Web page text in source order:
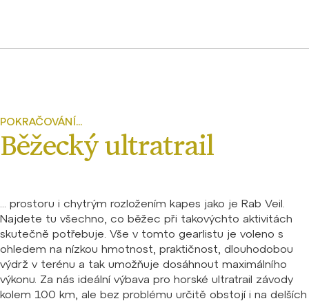
POKRAČOVÁNÍ...
Běžecký ultratrail
... prostoru i chytrým rozložením kapes jako je Rab Veil.
Najdete tu všechno, co běžec při takovýchto aktivitách
skutečně potřebuje. Vše v tomto gearlistu je voleno s
ohledem na nízkou hmotnost, praktičnost, dlouhodobou
výdrž v terénu a tak umožňuje dosáhnout maximálního
výkonu. Za nás ideální výbava pro horské ultratrail závody
kolem 100 km, ale bez problému určitě obstojí i na delších